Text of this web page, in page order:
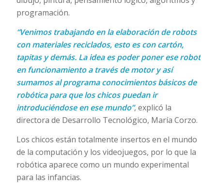
programación.
“Venimos trabajando en la elaboración de robots
con materiales reciclados, esto es con cartón,
tapitas y demás. La idea es poder poner ese robot
en funcionamiento a través de motor y así
sumamos al programa conocimientos básicos de
robótica para que los chicos puedan ir
introduciéndose en ese mundo”, explicó la
directora de Desarrollo Tecnológico, María Corzo.
Los chicos están totalmente insertos en el mundo
de la computación y los videojuegos, por lo que la
robótica aparece como un mundo experimental
para las infancias.